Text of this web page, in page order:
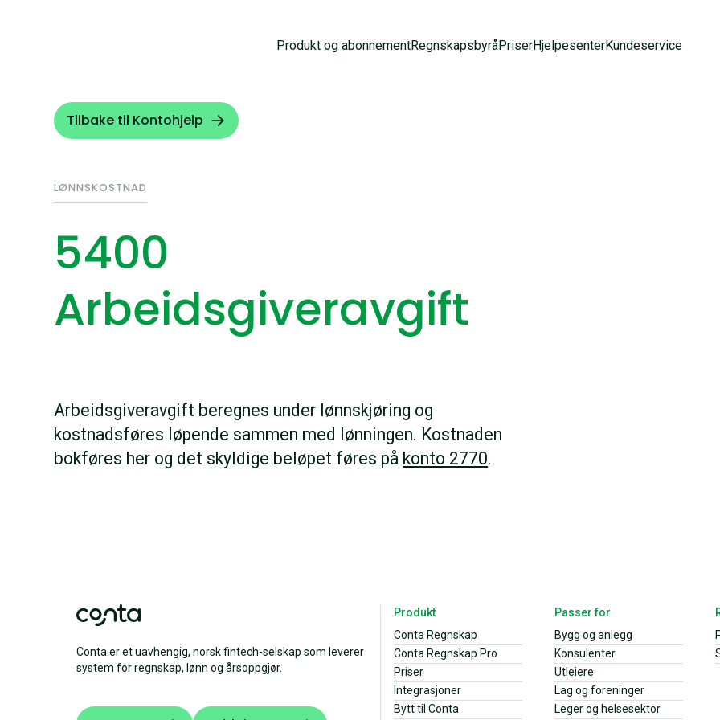
Produkt og abonnementRegnskapsbyråPriserHjelpesenterKundeservice
Tilbake til Kontohjelp
LØNNSKOSTNAD
5400
Arbeidsgiveravgift
Arbeidsgiveravgift beregnes under lønnskjøring og
kostnadsføres løpende sammen med lønningen. Kostnaden
bokføres her og det skyldige beløpet føres på konto 2770.
Conta er et uavhengig, norsk fintech-selskap som leverer
system for regnskap, lønn og årsoppgjør.
Produkt
Conta Regnskap
Conta Regnskap Pro
Priser
Integrasjoner
Bytt til Conta
Passer for
Bygg og anlegg
Konsulenter
Utleiere
Lag og foreninger
Leger og helsesektor